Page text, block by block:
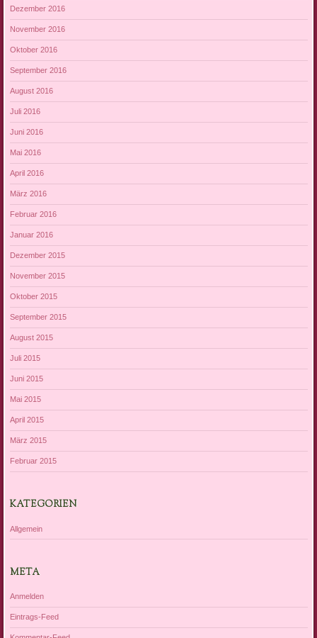
Dezember 2016
November 2016
Oktober 2016
September 2016
August 2016
Juli 2016
Juni 2016
Mai 2016
April 2016
März 2016
Februar 2016
Januar 2016
Dezember 2015
November 2015
Oktober 2015
September 2015
August 2015
Juli 2015
Juni 2015
Mai 2015
April 2015
März 2015
Februar 2015
KATEGORIEN
Allgemein
META
Anmelden
Eintrags-Feed